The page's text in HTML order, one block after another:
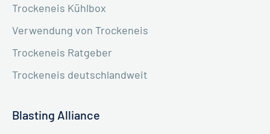
Trockeneis Kühlbox
Verwendung von Trockeneis
Trockeneis Ratgeber
Trockeneis deutschlandweit
Blasting Alliance